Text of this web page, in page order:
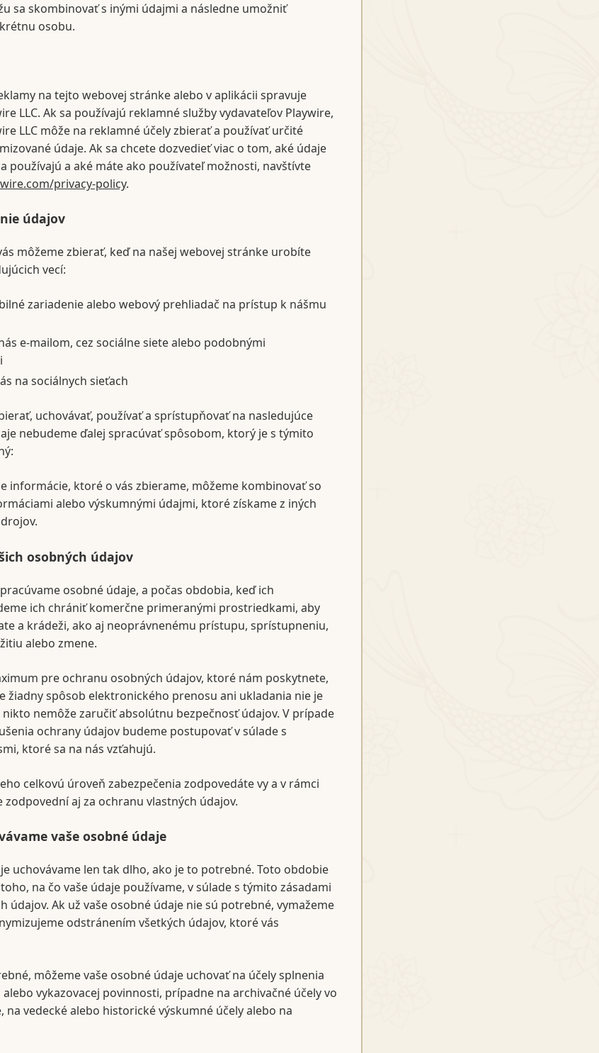
sa skombinovať s inými údajmi a následne umožniť
osobu.
na tejto webovej stránke alebo v aplikácii spravuje
LLC. Ak sa používajú reklamné služby vydavateľov Playwire,
LLC môže na reklamné účely zbierať a používať určité
údaje. Ak sa chcete dozvedieť viac o tom, aké údaje
používajú a aké máte ako používateľ možnosti, navštívte
privacy-policy.
údajov
môžeme zbierať, keď na našej webovej stránke urobíte
vecí:
zariadenie alebo webový prehliadač na prístup k nášmu
e-mailom, cez sociálne siete alebo podobnými
na sociálnych sieťach
uchovávať, používať a sprístupňovať na nasledujúce
nebudeme ďalej spracúvať spôsobom, ktorý je s týmito
informácie, ktoré o vás zbierame, môžeme kombinovať so
alebo výskumnými údajmi, ktoré získame z iných
osobných údajov
osobné údaje, a počas obdobia, keď ich
ich chrániť komerčne primeranými prostriedkami, aby
a krádeži, ako aj neoprávnenému prístupu, sprístupneniu,
alebo zmene.
pre ochranu osobných údajov, ktoré nám poskytnete,
žiadny spôsob elektronického prenosu ani ukladania nie je
nikto nemôže zaručiť absolútnu bezpečnosť údajov. V prípade
ochrany údajov budeme postupovať v súlade s
ktoré sa na nás vzťahujú.
celkovú úroveň zabezpečenia zodpovedáte vy a v rámci
zodpovední aj za ochranu vlastných údajov.
vaše osobné údaje
uchovávame len tak dlho, ako je to potrebné. Toto obdobie
na čo vaše údaje používame, v súlade s týmito zásadami
údajov. Ak už vaše osobné údaje nie sú potrebné, vymažeme
odstránením všetkých údajov, ktoré vás
môžeme vaše osobné údaje uchovať na účely splnenia
vykazovacej povinnosti, prípadne na archivačné účely vo
na vedecké alebo historické výskumné účely alebo na